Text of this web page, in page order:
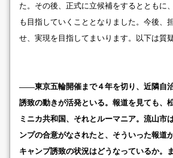
た。その後、正式に立候補をするとともに
も目指していくこととなりました。今後、
せ、実現を目指してまいります。以下は質
――東京五輪開催まで４年を切り、近隣自
誘致の動きが活発といる。報道を見ても、
ミニカ共和国、それとルーマニア。流山市
ンプの合意がなされたと、そういった報道
キャンプ誘致の状況はどうなっているか。